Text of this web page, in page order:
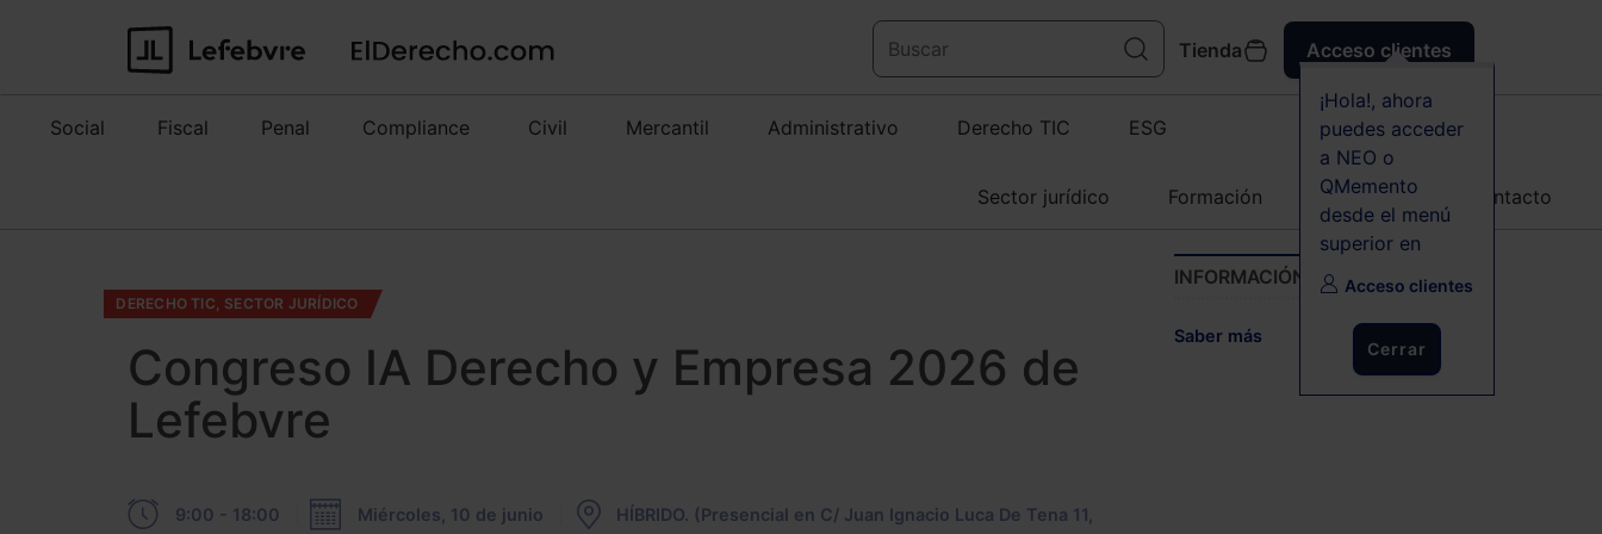
Tienda Acceso clientes
¡Hola!, ahora
puedes acceder
a NEO o
QMemento
desde el menú
superior en
Acceso clientes
Cerrar
Social Fiscal Penal Compliance Civil Mercantil Administrativo Derecho TIC ESG
Sector jurídico Formación Agenda Contacto
DERECHO TIC, SECTOR JURÍDICO
Congreso IA Derecho y Empresa 2026 de
Lefebvre
9:00 - 18:00 Miércoles, 10 de junio
HÍBRIDO. (Presencial en C/ Juan Ignacio Luca De Tena 11,
INFORMACIÓN
Saber más